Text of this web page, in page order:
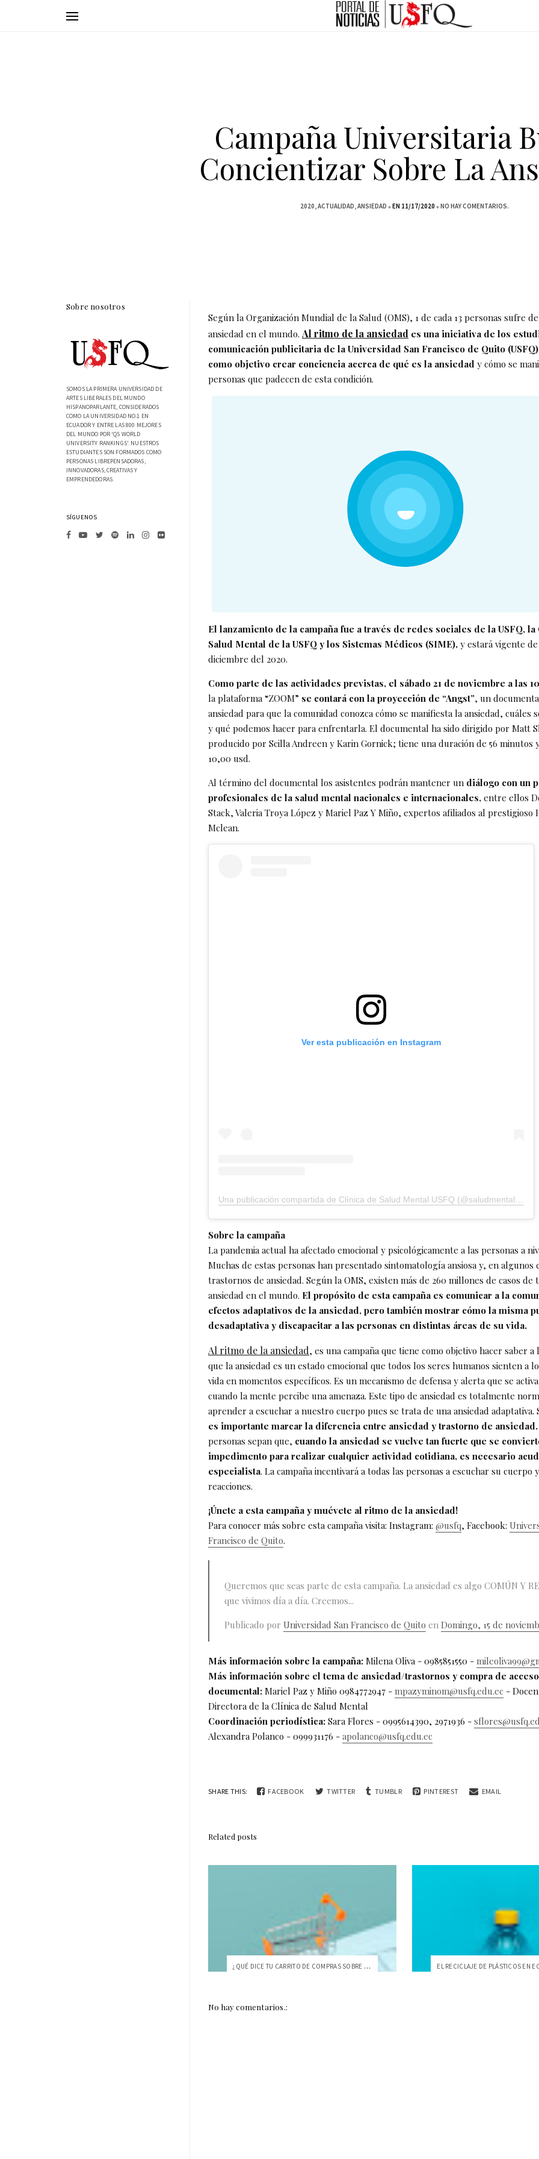
Campaña Universitaria
Concientizar Sobre La
2020 ACTUALIDAD ANSIEDAD EN 11/17/2020 NO HAY COMENTARIOS.
Según la Organización Mundial de la Salud (OMS), 1 de cada 13 personas sufre
ansiedad en el mundo. Al ritmo de la ansiedad es una iniciativa de los
comunicación publicitaria de la Universidad San Francisco de Quito
como objetivo crear conciencia acerca de qué es la ansiedad y cómo se
personas que padecen de esta condición.
El lanzamiento de la campaña fue a través de redes sociales de la USFQ,
Salud Mental de la USFQ y los Sistemas Médicos (SIME), y estará vigente
diciembre del 2020.
Como parte de las actividades previstas, el sábado 21 de noviembre a las
la plataforma “ZOOM” se contará con la proyección de “Angst”, un
ansiedad para que la comunidad conozca cómo se manifiesta la ansiedad, cuáles
y qué podemos hacer para enfrentarla. El documental ha sido dirigido por Matt
producido por Scilla Andreen y Karin Gornick; tiene una duración de 56 minutos
10,00 usd.
Al término del documental los asistentes podrán mantener un diálogo con un
profesionales de la salud mental nacionales e internacionales, entre ellos
Stack, Valeria Troya López y Mariel Paz Y Miño, expertos afiliados al prestigioso
Mclean.
Ver esta publicación en Instagram
Una publicación compartida de Clínica de Salud Mental USFQ (@saludmentalusfq)
Sobre la campaña
La pandemia actual ha afectado emocional y psicológicamente a las personas a
Muchas de estas personas han presentado sintomatología ansiosa y, en algunos
trastornos de ansiedad. Según la OMS, existen más de 260 millones de casos de
ansiedad en el mundo. El propósito de esta campaña es comunicar a la
efectos adaptativos de la ansiedad, pero también mostrar cómo la misma
desadaptativa y discapacitar a las personas en distintas áreas de su vida.
Al ritmo de la ansiedad, es una campaña que tiene como objetivo hacer saber a
que la ansiedad es un estado emocional que todos los seres humanos sienten a
vida en momentos específicos. Es un mecanismo de defensa y alerta que se
cuando la mente percibe una amenaza. Este tipo de ansiedad es totalmente
aprender a escuchar a nuestro cuerpo pues se trata de una ansiedad adaptativa.
es importante marcar la diferencia entre ansiedad y trastorno de ansiedad.
personas sepan que, cuando la ansiedad se vuelve tan fuerte que se
impedimento para realizar cualquier actividad cotidiana, es necesario
especialista. La campaña incentivará a todas las personas a escuchar su cuerpo
reacciones.
¡Únete a esta campaña y muévete al ritmo de la ansiedad!
Para conocer más sobre esta campaña visita: Instagram: @usfq, Facebook:
Francisco de Quito.
Queremos que seas parte de esta campaña. La ansiedad es algo COMÚN Y
que vivimos día a día. Creemos...
Publicado por Universidad San Francisco de Quito en Domingo, 15 de
Más información sobre la campaña: Milena Oliva - 0985851550 -
Más información sobre el tema de ansiedad/trastornos y compra de
documental: Mariel Paz y Miño 0984772947 - mpazyminom@usfq.edu.ec -
Directora de la Clínica de Salud Mental
Coordinación periodística: Sara Flores - 0995614390, 2971936 -
Alexandra Polanco - 099931176 - apolanco@usfq.edu.ec
SHARE THIS: FACEBOOK TWITTER TUMBLR PINTEREST EMAIL
Related posts
¿QUÉ DICE TU CARRITO DE COMPRAS SOBRE TU IDEA DEL ECUADOR?
No hay comentarios.:
Sobre nosotros
SOMOS LA PRIMERA UNIVERSIDAD DE
ARTES LIBERALES DEL MUNDO
HISPANOPARLANTE, CONSIDERADOS
COMO LA UNIVERSIDAD NO.1 EN
ECUADOR Y ENTRE LAS 800 MEJORES
DEL MUNDO POR 'QS WORLD
UNIVERSITY RANKINGS'. NUESTROS
ESTUDIANTES SON FORMADOS COMO
PERSONAS LIBREPENSADORAS,
INNOVADORAS, CREATIVAS Y
EMPRENDEDORAS.
SÍGUENOS